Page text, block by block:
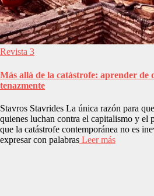
Revista 3
Más allá de la catástrofe: aprender de
tenazmente
Stavros Stavrides La única razón para
quienes luchan contra el capitalismo y el
que la catástrofe contemporánea no es
expresar con palabras Leer más